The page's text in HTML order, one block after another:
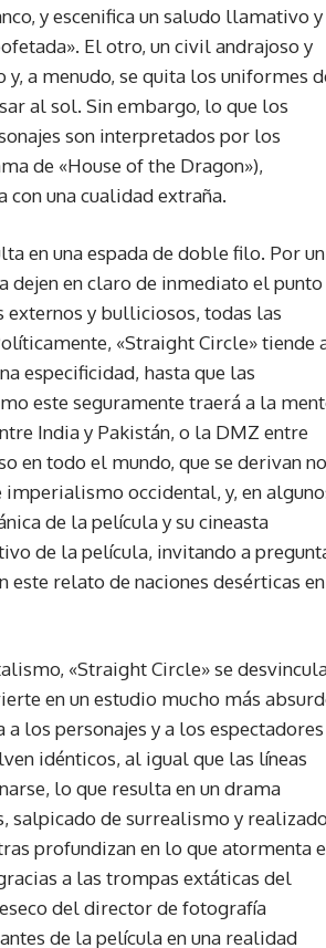
y escenifica un saludo llamativo y
El otro, un civil andrajoso y
a menudo, se quita los uniformes
al sol. Sin embargo, lo que los
son interpretados por los
de «House of the Dragon»),
una cualidad extraña.
en una espada de doble filo. Por un
dejen en claro de inmediato el punto
externos y bulliciosos, todas las
«Straight Circle» tiende
especificidad, hasta que las
este seguramente traerá a la
India y Pakistán, o la DMZ entre
en todo el mundo, que se derivan no
occidental, y, en
de la película y su cineasta
de la película, invitando a
este relato de naciones desérticas en
«Straight Circle» se
en un estudio mucho más
los personajes y a los espectadores
idénticos, al igual que las líneas
lo que resulta en un drama
salpicado de surrealismo y
profundizan en lo que atormenta e
a las trompas extáticas del
del director de fotografía
de la película en una realidad